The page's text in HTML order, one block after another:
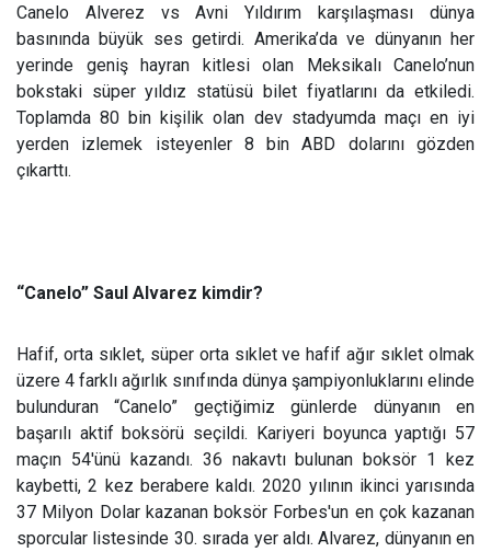
Canelo Alverez vs Avni Yıldırım karşılaşması dünya
basınında büyük ses getirdi. Amerika’da ve dünyanın her
yerinde geniş hayran kitlesi olan Meksikalı Canelo’nun
bokstaki süper yıldız statüsü bilet fiyatlarını da etkiledi.
Toplamda 80 bin kişilik olan dev stadyumda maçı en iyi
yerden izlemek isteyenler 8 bin ABD dolarını gözden
çıkarttı.
“Canelo” Saul Alvarez kimdir?
Hafif, orta sıklet, süper orta sıklet ve hafif ağır sıklet olmak
üzere 4 farklı ağırlık sınıfında dünya şampiyonluklarını elinde
bulunduran “Canelo” geçtiğimiz günlerde dünyanın en
başarılı aktif boksörü seçildi. Kariyeri boyunca yaptığı 57
maçın 54'ünü kazandı. 36 nakavtı bulunan boksör 1 kez
kaybetti, 2 kez berabere kaldı. 2020 yılının ikinci yarısında
37 Milyon Dolar kazanan boksör Forbes'un en çok kazanan
sporcular listesinde 30. sırada yer aldı. Alvarez, dünyanın en